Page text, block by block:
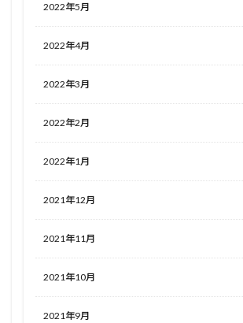
2022年5月
2022年4月
2022年3月
2022年2月
2022年1月
2021年12月
2021年11月
2021年10月
2021年9月